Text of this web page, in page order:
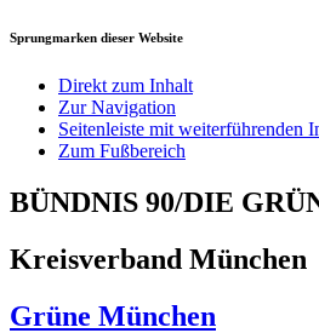
Sprungmarken dieser Website
Direkt zum Inhalt
Zur Navigation
Seitenleiste mit weiterführenden
Zum Fußbereich
BÜNDNIS 90/DIE
Kreisverband München
Grüne München